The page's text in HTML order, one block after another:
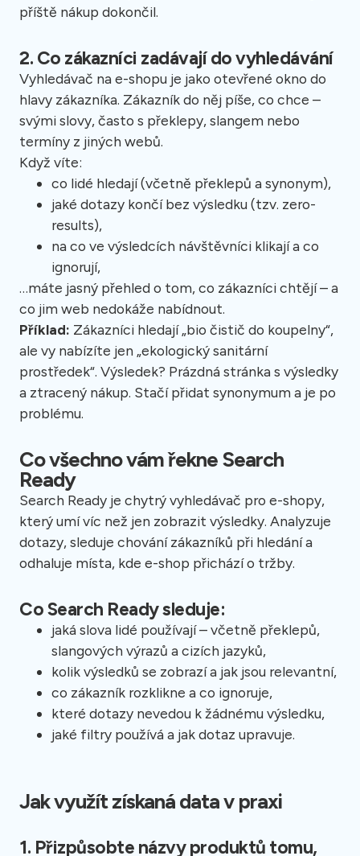
příště nákup dokončil.
2. Co zákazníci zadávají do vyhledávání
Vyhledávač na e-shopu je jako otevřené okno do
hlavy zákazníka. Zákazník do něj píše, co chce –
svými slovy, často s překlepy, slangem nebo
termíny z jiných webů.
Když víte:
co lidé hledají (včetně překlepů a synonym),
jaké dotazy končí bez výsledku (tzv. zero-
results),
na co ve výsledcích návštěvníci klikají a co
ignorují,
…máte jasný přehled o tom, co zákazníci chtějí – a
co jim web nedokáže nabídnout.
Příklad: Zákazníci hledají „bio čistič do koupelny“,
ale vy nabízíte jen „ekologický sanitární
prostředek“. Výsledek? Prázdná stránka s výsledky
a ztracený nákup. Stačí přidat synonymum a je po
problému.
Co všechno vám řekne Search
Ready
Search Ready je chytrý vyhledávač pro e-shopy,
který umí víc než jen zobrazit výsledky. Analyzuje
dotazy, sleduje chování zákazníků při hledání a
odhaluje místa, kde e-shop přichází o tržby.
Co Search Ready sleduje:
jaká slova lidé používají – včetně překlepů,
slangových výrazů a cizích jazyků,
kolik výsledků se zobrazí a jak jsou relevantní,
co zákazník rozklikne a co ignoruje,
které dotazy nevedou k žádnému výsledku,
jaké filtry používá a jak dotaz upravuje.
Jak využít získaná data v praxi
1. Přizpůsobte názvy produktů tomu,